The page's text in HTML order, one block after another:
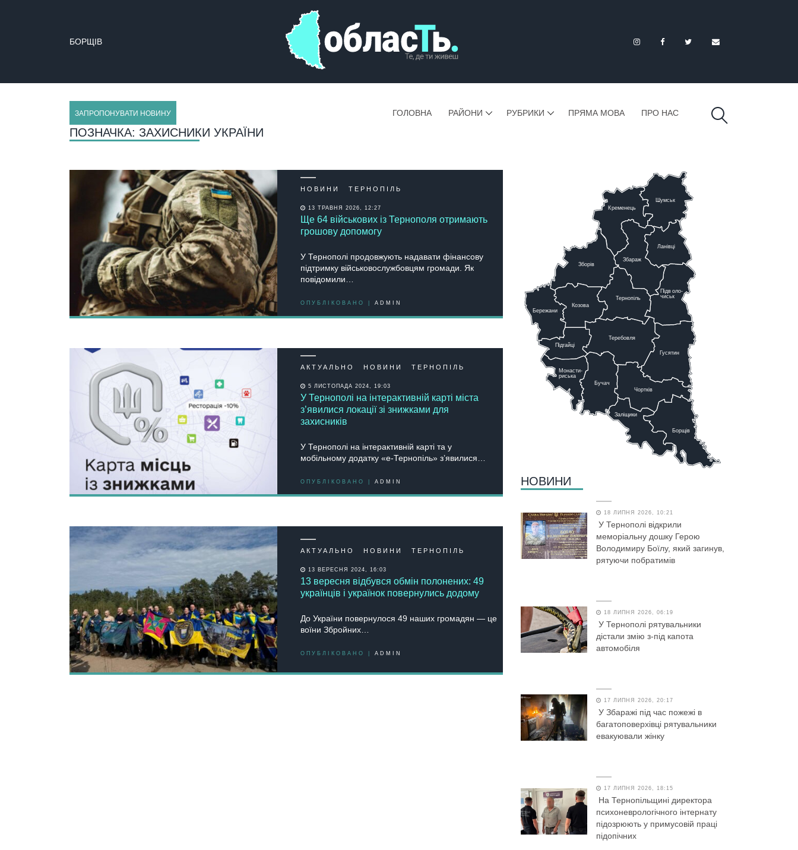
БОРЩІВ
ЗАПРОПОНУВАТИ НОВИНУ ГОЛОВНА РАЙОНИ РУБРИКИ ПРЯМА МОВА ПРО НАС
ПОЗНАЧКА: ЗАХИСНИКИ УКРАЇНИ
НОВИНИ ТЕРНОПІЛЬ
13 ТРАВНЯ 2026, 12:27
Ще 64 військових із Тернополя отримають
грошову допомогу
У Тернополі продовжують надавати фінансову
підтримку військовослужбовцям громади. Як
повідомили…
ОПУБЛІКОВАНО | ADMIN
АКТУАЛЬНО НОВИНИ ТЕРНОПІЛЬ
5 ЛИСТОПАДА 2024, 19:03
У Тернополі на інтерактивній карті міста
з’явилися локації зі знижками для
захисників
У Тернополі на інтерактивній карті та у
мобільному додатку «е-Тернопіль» з’явилися…
ОПУБЛІКОВАНО | ADMIN
АКТУАЛЬНО НОВИНИ ТЕРНОПІЛЬ
13 ВЕРЕСНЯ 2024, 16:03
13 вересня відбувся обмін полонених: 49
українців і українок повернулись додому
До України повернулося 49 наших громадян — це
воїни Збройних…
ОПУБЛІКОВАНО | ADMIN
Тернопіль
Теребовля
Бучач
Заліщики
Борщів
Чортків
Гусятин
Підволо-
чиськ
Ланівці
Збараж
Шумськ
Кременець
Козова
Бережани
Підгайці
Зборів
Монасти-
риська
НОВИНИ
18 ЛИПНЯ 2026, 10:21
У Тернополі відкрили
меморіальну дошку Герою
Володимиру Боїлу, який загинув,
рятуючи побратимів
18 ЛИПНЯ 2026, 06:19
У Тернополі рятувальники
дістали змію з-під капота
автомобіля
17 ЛИПНЯ 2026, 20:17
У Збаражі під час пожежі в
багатоповерхівці рятувальники
евакуювали жінку
17 ЛИПНЯ 2026, 18:15
На Тернопільщині директора
психоневрологічного інтернату
підозрюють у примусовій праці
підопічних